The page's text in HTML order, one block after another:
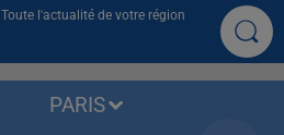
Toute l'actualité de votre région
PARIS